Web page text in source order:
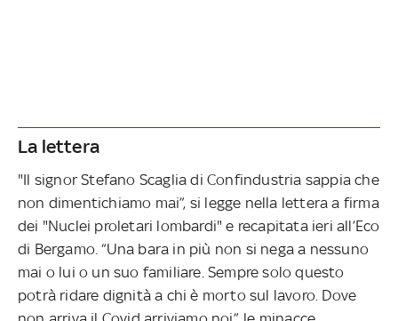
La lettera
"Il signor Stefano Scaglia di Confindustria sappia che
non dimentichiamo mai”, si legge nella lettera a firma
dei "Nuclei proletari lombardi" e recapitata ieri all’Eco
di Bergamo. “Una bara in più non si nega a nessuno
mai o lui o un suo familiare. Sempre solo questo
potrà ridare dignità a chi è morto sul lavoro. Dove